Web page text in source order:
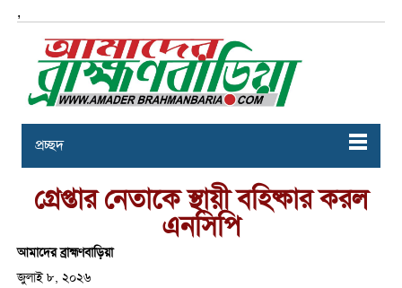
,
প্রচ্ছদ
গ্রেপ্তার নেতাকে স্থায়ী বহিষ্কার করল
এনসিপি
আমাদের ব্রাহ্মণবাড়িয়া
জুলাই ৮, ২০২৬